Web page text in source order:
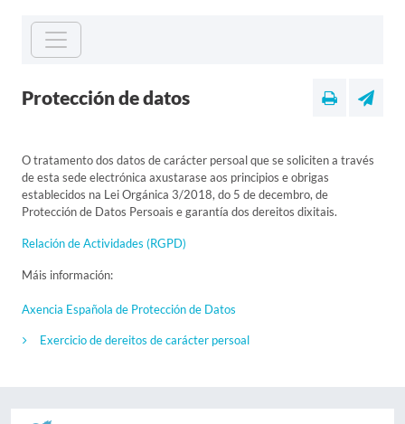
Protección de datos
O tratamento dos datos de carácter persoal que se soliciten a través
de esta sede electrónica axustarase aos principios e obrigas
establecidos na Lei Orgánica 3/2018, do 5 de decembro, de
Protección de Datos Persoais e garantía dos dereitos dixitais.
Relación de Actividades (RGPD)
Máis información:
Axencia Española de Protección de Datos
Exercicio de dereitos de carácter persoal